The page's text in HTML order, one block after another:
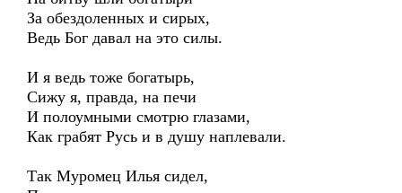
За обездоленных и сирых,
Ведь Бог давал на это силы.
И я ведь тоже богатырь,
Сижу я, правда, на печи
И полоумными смотрю глазами,
Как грабят Русь и в душу наплевали.
Так Муромец Илья сидел,